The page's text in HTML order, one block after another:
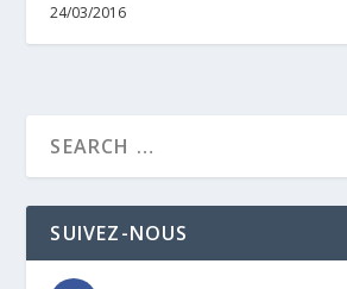
24/03/2016
SUIVEZ-NOUS